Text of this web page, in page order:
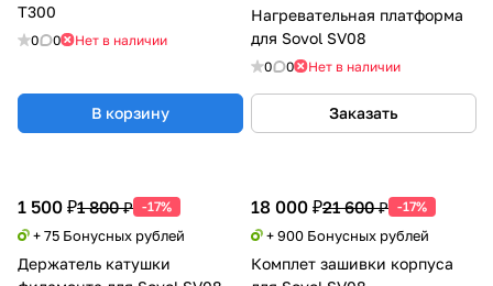
Нагревательная платформа
для Sovol SV08
0 0 Нет в наличии
Заказать
1 500 ₽1 800 ₽ -17%
+ 75 Бонусных рублей
Держатель катушки
18 000 ₽21 600 ₽ -17%
+ 900 Бонусных рублей
Комплет зашивки корпуса
T300
0 0 Нет в наличии
В корзину